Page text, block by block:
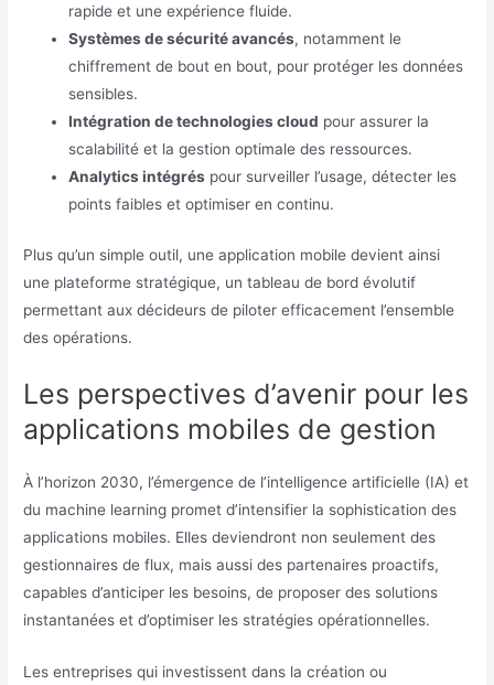
rapide et une expérience fluide.
Systèmes de sécurité avancés, notamment le
chiffrement de bout en bout, pour protéger les données
sensibles.
Intégration de technologies cloud pour assurer la
scalabilité et la gestion optimale des ressources.
Analytics intégrés pour surveiller l’usage, détecter les
points faibles et optimiser en continu.
Plus qu’un simple outil, une application mobile devient ainsi
une plateforme stratégique, un tableau de bord évolutif
permettant aux décideurs de piloter efficacement l’ensemble
des opérations.
Les perspectives d’avenir pour les
applications mobiles de gestion
À l’horizon 2030, l’émergence de l’intelligence artificielle (IA) et
du machine learning promet d’intensifier la sophistication des
applications mobiles. Elles deviendront non seulement des
gestionnaires de flux, mais aussi des partenaires proactifs,
capables d’anticiper les besoins, de proposer des solutions
instantanées et d’optimiser les stratégies opérationnelles.
Les entreprises qui investissent dans la création ou